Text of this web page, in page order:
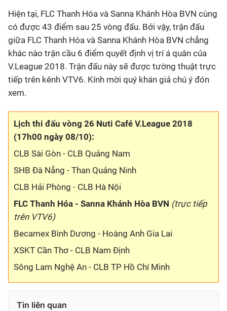
Hiện tại, FLC Thanh Hóa và Sanna Khánh Hòa BVN cùng
có được 43 điểm sau 25 vòng đấu. Bởi vậy, trận đấu
giữa FLC Thanh Hóa và Sanna Khánh Hòa BVN chẳng
khác nào trận cầu 6 điểm quyết định vị trí á quân của
V.League 2018. Trận đấu này sẽ được tường thuật trực
tiếp trên kênh VTV6. Kính mời quý khán giả chú ý đón
xem.
Lịch thi đấu vòng 26 Nuti Café V.League 2018
(17h00 ngày 08/10):
CLB Sài Gòn - CLB Quảng Nam
SHB Đà Nẵng - Than Quảng Ninh
CLB Hải Phòng - CLB Hà Nội
FLC Thanh Hóa - Sanna Khánh Hòa BVN (trực tiếp
trên VTV6)
Becamex Bình Dương - Hoàng Anh Gia Lai
XSKT Cần Thơ - CLB Nam Định
Sông Lam Nghệ An - CLB TP Hồ Chí Minh
Tin liên quan